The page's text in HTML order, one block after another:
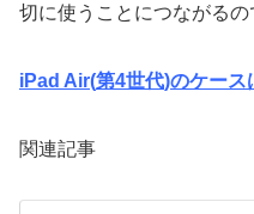
切に使うことにつながるの
iPad Air(第4世代)のケース
関連記事